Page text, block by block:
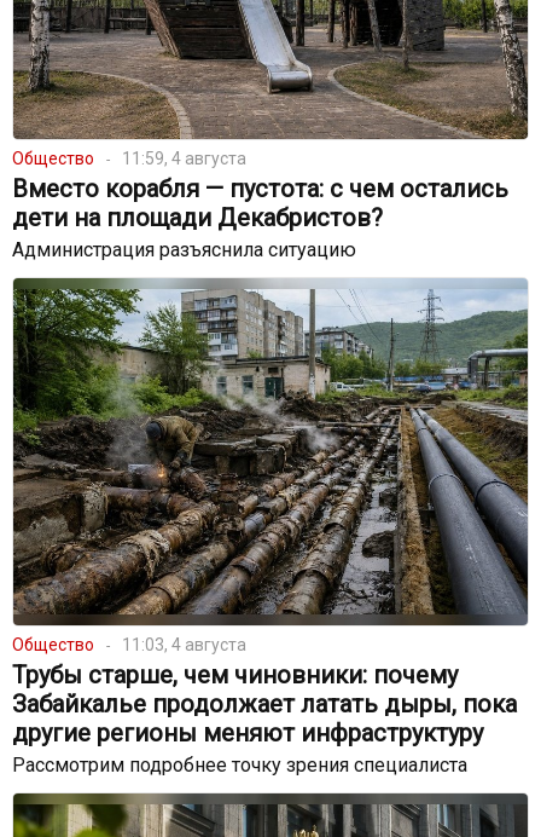
Общество 11:59, 4 августа
Вместо корабля — пустота: с чем остались
дети на площади Декабристов?
Администрация разъяснила ситуацию
Общество 11:03, 4 августа
Трубы старше, чем чиновники: почему
Забайкалье продолжает латать дыры, пока
другие регионы меняют инфраструктуру
Рассмотрим подробнее точку зрения специалиста